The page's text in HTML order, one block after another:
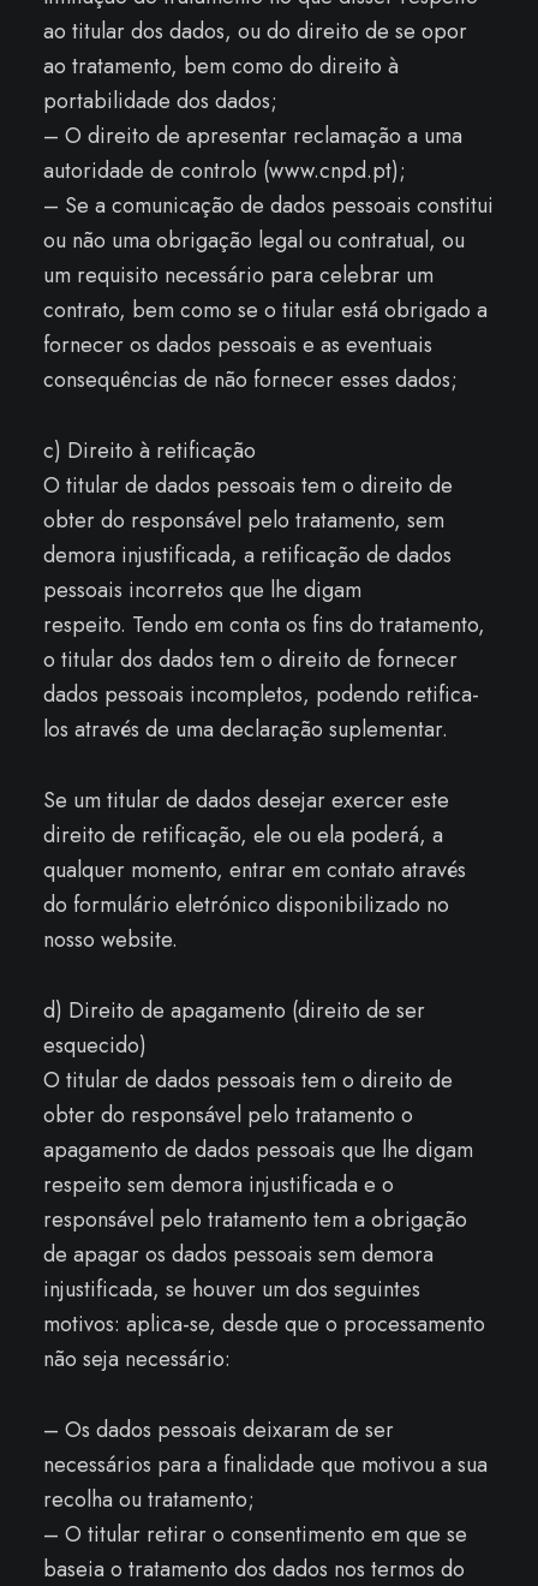
ao titular dos dados, ou do direito de se opor
ao tratamento, bem como do direito à
portabilidade dos dados;
– O direito de apresentar reclamação a uma
autoridade de controlo (www.cnpd.pt);
– Se a comunicação de dados pessoais constitui
ou não uma obrigação legal ou contratual, ou
um requisito necessário para celebrar um
contrato, bem como se o titular está obrigado a
fornecer os dados pessoais e as eventuais
consequências de não fornecer esses dados;
c) Direito à retificação
O titular de dados pessoais tem o direito de
obter do responsável pelo tratamento, sem
demora injustificada, a retificação de dados
pessoais incorretos que lhe digam
respeito. Tendo em conta os fins do tratamento,
o titular dos dados tem o direito de fornecer
dados pessoais incompletos, podendo retifica-
los através de uma declaração suplementar.
Se um titular de dados desejar exercer este
direito de retificação, ele ou ela poderá, a
qualquer momento, entrar em contato através
do formulário eletrónico disponibilizado no
nosso website.
d) Direito de apagamento (direito de ser
esquecido)
O titular de dados pessoais tem o direito de
obter do responsável pelo tratamento o
apagamento de dados pessoais que lhe digam
respeito sem demora injustificada e o
responsável pelo tratamento tem a obrigação
de apagar os dados pessoais sem demora
injustificada, se houver um dos seguintes
motivos: aplica-se, desde que o processamento
não seja necessário:
– Os dados pessoais deixaram de ser
necessários para a finalidade que motivou a sua
recolha ou tratamento;
– O titular retirar o consentimento em que se
baseia o tratamento dos dados nos termos do